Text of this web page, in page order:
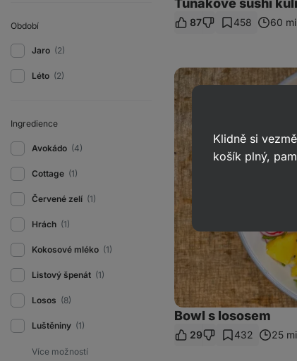
Období
Jaro (2)
Léto (2)
Ingredience
Avokádo (4)
Cottage (1)
Červené zelí (1)
Hrách (1)
Kokosové mléko (1)
Listový špenát (1)
Losos (8)
Luštěniny (1)
87 458 60
Bowl
s
lososem
Bowl s lososem
29 432 25
Klidně si
košík plný,